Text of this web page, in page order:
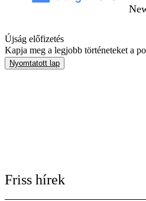
Újság előfizetés
Kapja meg a legjobb történeteket a
Nyomtatott lap
Friss hírek